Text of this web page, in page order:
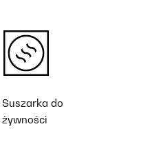
Suszarka do
żywności